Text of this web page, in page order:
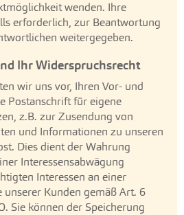
wenden. Ihre
erforderlich, zur Beantwortung
weitergegeben.
Ihr Widerspruchsrecht
wir uns vor, Ihren Vor- und
Postanschrift für eigene
z.B. zur Zusendung von
und Informationen zu unseren
Dies dient der Wahrung
Interessensabwägung
Interessen an einer
unserer Kunden gemäß Art. 6
Sie können der Speicherung